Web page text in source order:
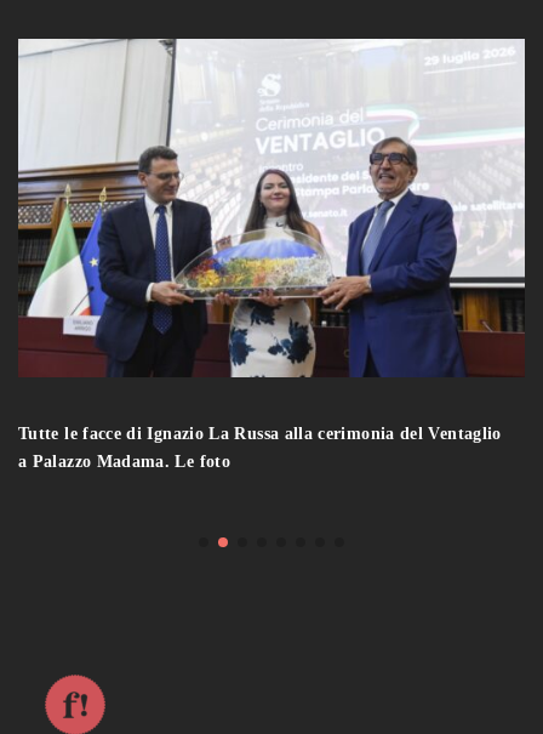
Tutte le facce di Ignazio La Russa alla cerimonia del Ventaglio
a Palazzo Madama. Le foto